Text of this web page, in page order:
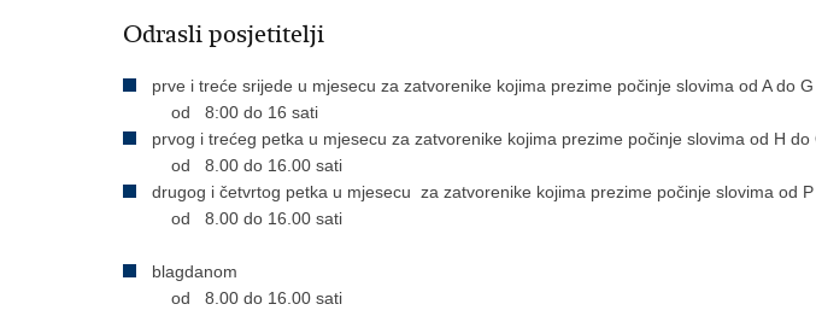
Odrasli posjetitelji
prve i treće srijede u mjesecu za zatvorenike kojima prezime počinje slovima od A do G
od 8:00 do 16 sati
prvog i trećeg petka u mjesecu za zatvorenike kojima prezime počinje slovima od H do
od 8.00 do 16.00 sati
drugog i četvrtog petka u mjesecu za zatvorenike kojima prezime počinje slovima od
od 8.00 do 16.00 sati
blagdanom
od 8.00 do 16.00 sati